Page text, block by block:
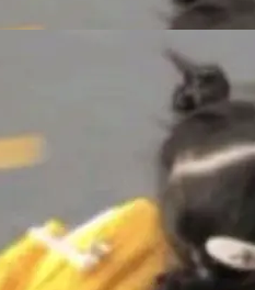
理器潜力，
瓶颈从写代码
个原生的 Gra
：Zero 现
并据此对其
<p>
个竹筒，一头
震动，发出“哇
了，有开发者
简单：按住屏
实时显示转速
据要素
生过去需要约1
像上，一笔一
织。如今，使